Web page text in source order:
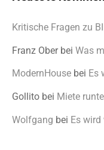
Kritische Fragen zu
Franz Oberbei Was
ModernHouse bei Es
Gollito bei Miete
Wolfgang bei Es wird